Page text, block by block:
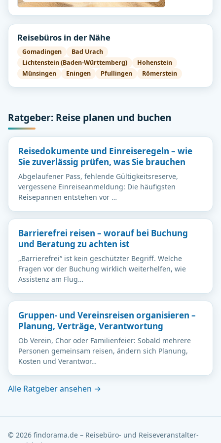
Reisebüros in der Nähe
Gomadingen
Bad Urach
Lichtenstein (Baden-Württemberg)
Hohenstein
Münsingen
Eningen Pfullingen Römerstein
Ratgeber: Reise planen und buchen
Reisedokumente und Einreiseregeln – wie
Sie zuverlässig prüfen, was Sie brauchen
Abgelaufener Pass, fehlende Gültigkeitsreserve,
vergessene Einreiseanmeldung: Die häufigsten
Reisepannen entstehen vor …
Barrierefrei reisen – worauf bei Buchung
und Beratung zu achten ist
„Barrierefrei“ ist kein geschützter Begriff. Welche
Fragen vor der Buchung wirklich weiterhelfen, wie
Assistenz am Flug…
Gruppen- und Vereinsreisen organisieren –
Planung, Verträge, Verantwortung
Ob Verein, Chor oder Familienfeier: Sobald mehrere
Personen gemeinsam reisen, ändern sich Planung,
Kosten und Verantwor…
Alle Ratgeber ansehen →
© 2026 findorama.de – Reisebüro- und Reiseveranstalter-